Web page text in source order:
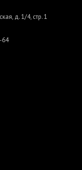
д. 1/4, стр. 1
64